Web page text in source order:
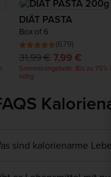
DIÄT PASTA
Box of 6
(679)
31,99 € 7,99 €
Sommerangebote: Bis zu
nötig
sind kalorienarme
Kalorienarme